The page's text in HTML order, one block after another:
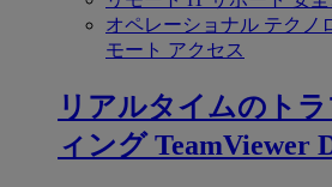
オペレーショナル テクノ
モート アクセス
リアルタイムのト
ィング TeamViewer